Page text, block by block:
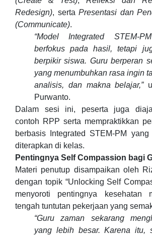
Redesign), sertaPresentasi dan
(Communicate).
“Model Integrated STEM-
berfokus pada hasil, tetapi
berpikir siswa. Guru berperan
yang menumbuhkan rasa ingin
analisis, dan makna belajar,”
Purwanto.
Dalam sesi ini, peserta juga
contoh RPP serta mempraktikkan
berbasis Integrated STEM-PM
diterapkan di kelas.
Pentingnya Self Compassion bagi
Materi penutup disampaikan oleh
dengan topik “Unlocking Self
menyoroti pentingnya kesehatan
tengah tuntutan pekerjaan yang
“Guru zaman sekarang
yang lebih besar. Karena itu,